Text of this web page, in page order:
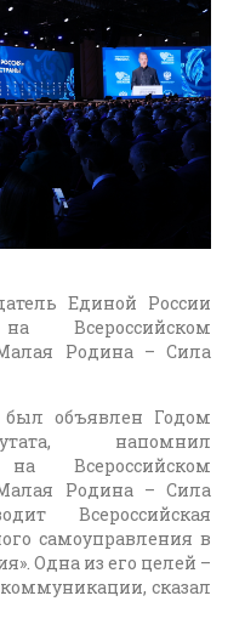
Единой России
Всероссийском
Родина – Сила
объявлен Годом
напомнил
Всероссийском
Родина – Сила
Всероссийская
самоуправления в
Одна из его целей –
сказал